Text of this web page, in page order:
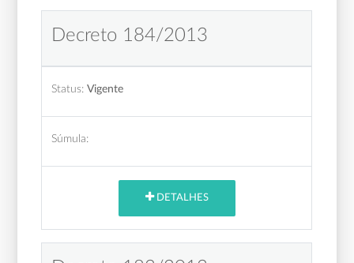
Decreto 184/2013
Status: Vigente
Súmula:
DETALHES